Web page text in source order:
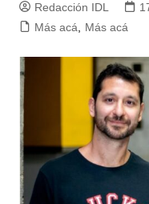
Redacción IDL
Más acá, Más acá